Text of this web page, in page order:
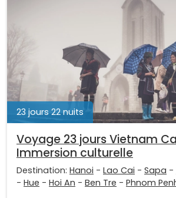
23 jours 22 nuits
Voyage 23 jours Vietnam
Immersion culturelle
Destination: Hanoi - Lao Cai - Sapa -
- Hue - Hoi An - Ben Tre - Phnom